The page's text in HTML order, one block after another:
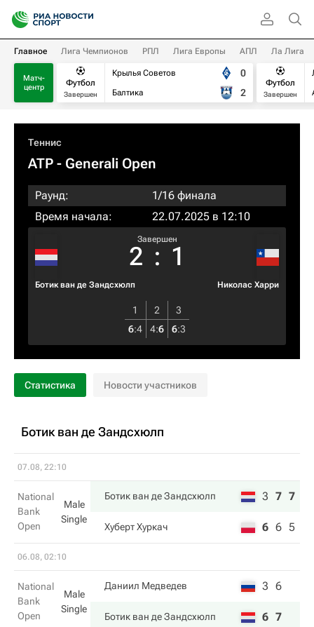
Главное Лига Чемпионов РПЛ Лига Европы АПЛ Ла Лига
Матч-
центр
Футбол
Завершен
Крылья Советов
Балтика
0
2
Футбол
Завершен
Теннис
ATP - Generali Open
Раунд:
1/16 финала
Время начала:
22.07.2025 в 12:10
Ботик ван де Зандсхюлп
Завершен
2 : 1
Николас Харри
1 2
3
6:4 4:6 6:3
Статистика Новости участников
Ботик ван де Зандсхюлп
07.08, 22:10
National
Bank
Open
Male
Single
Ботик ван де Зандсхюлп 3 7 7
Хуберт Хуркач 6 6 5
06.08, 02:10
National
Bank
Open
Male
Single
Даниил Медведев 3 6
Ботик ван де Зандсхюлп 6 7